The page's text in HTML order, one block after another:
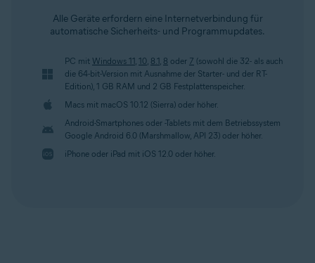
Alle Geräte erfordern eine Internetverbindung für
automatische Sicherheits- und Programmupdates.
PC mit Windows 11 10 8.1 8 oder 7 (sowohl die 32- als auch
die 64-bit-Version mit Ausnahme der Starter- und der RT-
Edition), 1 GB RAM und 2 GB Festplattenspeicher.
Macs mit macOS 10.12 (Sierra) oder höher.
Android-Smartphones oder -Tablets mit dem Betriebssystem
Google Android 6.0 (Marshmallow, API 23) oder höher.
iPhone oder iPad mit iOS 12.0 oder höher.